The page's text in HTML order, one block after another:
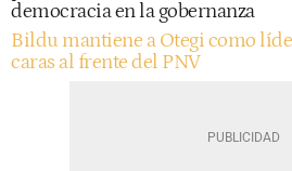
democracia en la gobernanza
Bildu mantiene a Otegi como
caras al frente del PNV